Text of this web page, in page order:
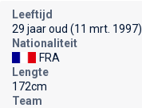
Leeftijd
29 jaar oud (11 mrt. 1997)
Nationaliteit
FRA
Lengte
172cm
Team